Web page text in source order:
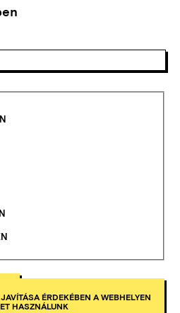
ÉRDEKÉBEN A WEBHELYEN
HASZNÁLUNK